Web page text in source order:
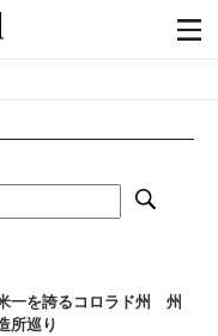
一を誇るコロラド州 州
所巡り